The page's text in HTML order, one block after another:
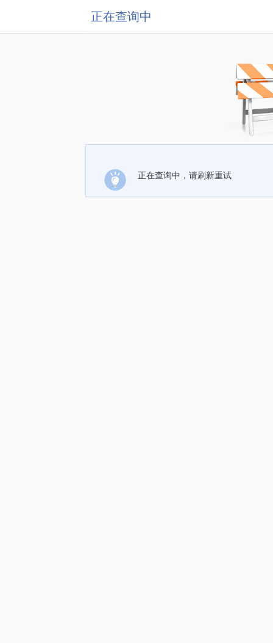
正在查询中
正在查询中，请刷新重试